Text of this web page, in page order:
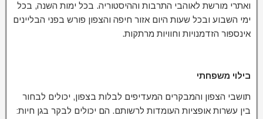
ואתרי מורשת לאוהבי התרבות וההיסטוריה. בכל ימות השנה, בכל
ימי השבוע ובכל שעות היום אזור חיפה והצפון פורש בפני הבליינים
אינספור הזדמנויות וחוויות מרתקות.
בילוי משפחתי
תושבי הצפון והמבקרים המעדיפים לבלות בצפון, יכולים לבחור
בין עשרות אופציות העומדות לרשותם. הם יכולים לבקר בגן חיות: